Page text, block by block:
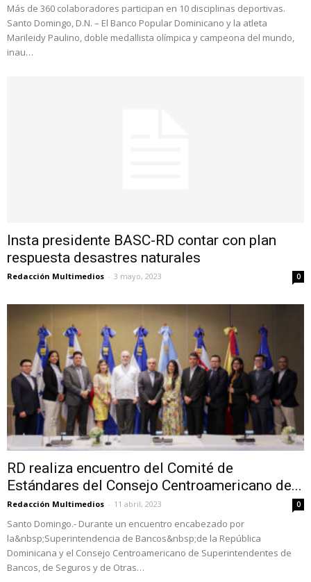
Más de 360 colaboradores participan en 10 disciplinas deportivas.​
Santo Domingo, D.N. – El Banco Popular Dominicano y la atleta
Marileidy Paulino, doble medallista olímpica y campeona del mundo,
inau…
Insta presidente BASC-RD contar con plan
respuesta desastres naturales
Redacción Multimedios - 3 mayo, 2023 0
RD realiza encuentro del Comité de
Estándares del Consejo Centroamericano de...
Redacción Multimedios - 11 abril, 2023 0
Santo Domingo.- Durante un encuentro encabezado por
la&nbsp;Superintendencia de Bancos&nbsp;de la República
Dominicana y el Consejo Centroamericano de Superintendentes de
Bancos, de Seguros y de Otras…